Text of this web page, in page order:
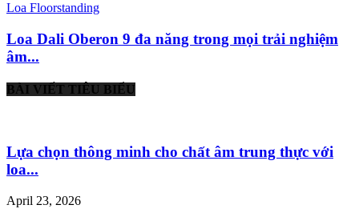
Loa Floorstanding
Loa Dali Oberon 9 đa năng trong mọi trải nghiệm
âm...
BÀI VIẾT TIÊU BIỂU
Lựa chọn thông minh cho chất âm trung thực với
loa...
April 23, 2026